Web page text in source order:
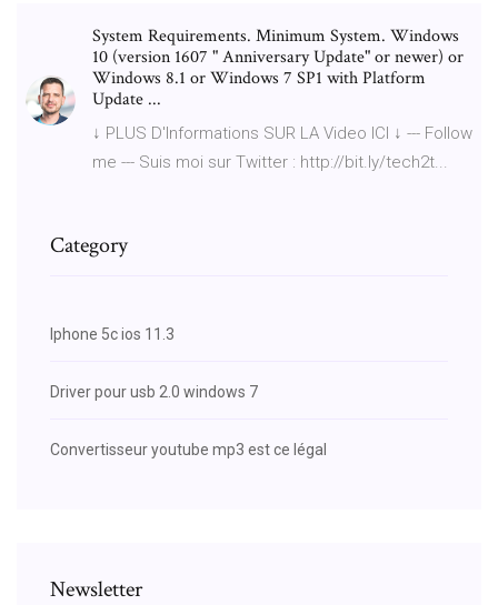
System Requirements. Minimum System. Windows
10 (version 1607 " Anniversary Update" or newer) or
Windows 8.1 or Windows 7 SP1 with Platform
Update ...
↓ PLUS D'Informations SUR LA Video ICI ↓ --- Follow
me --- Suis moi sur Twitter : http://bit.ly/tech2t...
Category
Iphone 5c ios 11.3
Driver pour usb 2.0 windows 7
Convertisseur youtube mp3 est ce légal
Newsletter